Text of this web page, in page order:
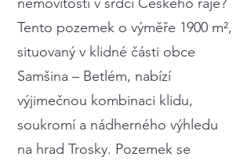
Tento pozemek o výměře 1900 m²,
situovaný v klidné části obce
Samšina – Betlém, nabízí
výjimečnou kombinaci klidu,
soukromí a nádherného výhledu
na hrad Trosky. Pozemek se